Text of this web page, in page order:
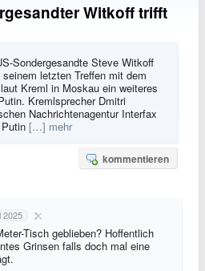
Witkoff trifft
Sondergesandte Steve Witkoff
letzten Treffen mit dem
Kreml in Moskau ein weiteres
Kremlsprecher Dmitri
Nachrichtenagentur Interfax
[…] mehr
kommentieren
2025
Tisch geblieben? Hoffentlich
Grinsen falls doch mal eine